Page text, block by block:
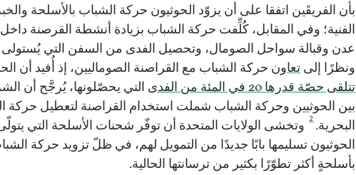
بأن الفريقَين اتفقا على أن يزوّد الحوثيون حركة الشباب بالأسلحة
الفنية؛ وفي المقابل، كُلِّفت حركة الشباب بزيادة أنشطة القرصنة
عدن وقبالة سواحل الصومال، وتحصيل الفدى من السفن التي يُستولى
ونظرًا إلى تعاون حركة الشباب مع القراصنة الصوماليين، إذ أُفيد أن
تتلقى حصّة قدرها 20 في المئة من الفدى
التي يحصّلونها، يُرجَّح أن
بين الحوثيين وحركة الشباب شملت استخدام القراصنة لتعطيل حركة
البحرية. 2
وتخشى الولايات المتحدة أن توفّر شحنات الأسلحة التي
الحوثيون تسليمها بابًا جديدًا من التمويل لهم، في ظلّ تزويد حركة
بأسلحةٍ أكثر تطوّرًا بكثير من ترسانتها الحالية.